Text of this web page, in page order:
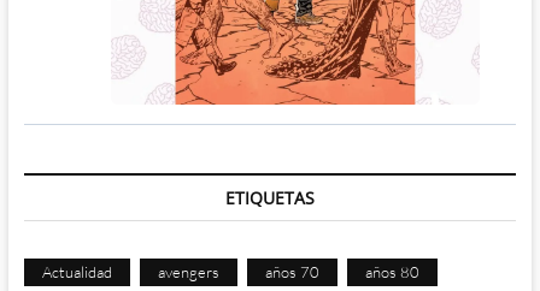
ETIQUETAS
Actualidad avengers años 70 años 80